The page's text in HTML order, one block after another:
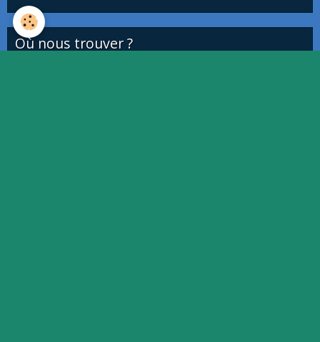
Où nous trouver ?